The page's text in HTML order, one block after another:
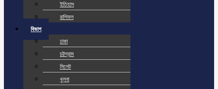
ইতিহাস
রাশিফল
বিভাগ
ঢাকা
চট্টগ্রাম
সিলেট
খুলনা